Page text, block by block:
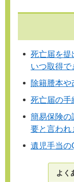
死亡届を提
いつ取得で
除籍謄本や
死亡届の手
簡易保険の
要と言われ
遺児手当の
よく